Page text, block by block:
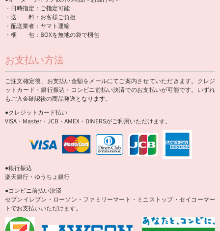
・日時指定：ご指定可能
・送 料：お客様ご負担
・配送業者：ヤマト運輸
・梱 包：BOXを無地の袋で梱包
お支払い方法
ご注文確定後、お支払い金額をメールにてご案内させていただきます。クレジ
ットカード・銀行振込・コンビニ前払い決済でのお支払いが可能です。いずれ
もご入金確認後の商品発送となります。
●クレジットカード払い
VISA・Master・JCB・AMEX・DINERSがご利用いただけます。
●銀行振込
楽天銀行・ゆうちょ銀行
●コンビニ前払い決済
セブンイレブン・ローソン・ファミリーマート・ミニストップ・セイコーマー
トでお支払いいただけます。